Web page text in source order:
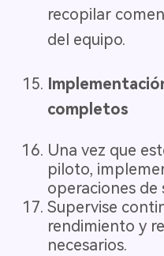
recopilar
del equipo.
completos
Una vez que
piloto,
operaciones de
Supervise
rendimiento y
necesarios.